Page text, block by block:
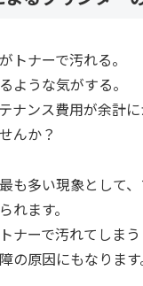
トナーで汚れる。
ような気がする。
ナンス費用が余計に
んか？
も多い現象として
れます。
ナーで汚れてしま
の原因にもなります